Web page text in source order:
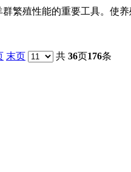
繁殖性能的重要工具。
末页 共 36页176条